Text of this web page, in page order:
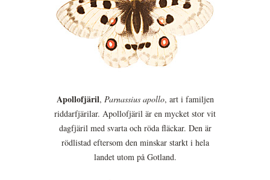
Apollofjäril, Parnassius apollo, art i familjen
riddarfjärilar. Apollofjäril är en mycket stor vit
dagfjäril med svarta och röda fläckar. Den är
rödlistad eftersom den minskar starkt i hela
landet utom på Gotland.